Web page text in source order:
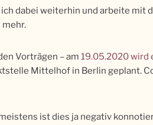
dabei weiterhin und arbeite
mehr.
Vorträgen – am 19.05.2020 wird
Mittelhof in Berlin geplant.
ist dies ja negativ